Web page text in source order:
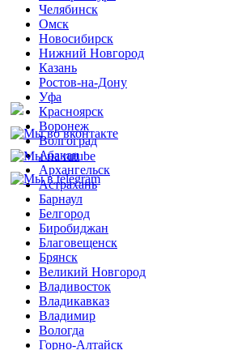
Челябинск
Омск
Новосибирск
Нижний Новгород
Казань
Ростов-на-Дону
Уфа
Красноярск
Воронеж
Волгоград
Абакан
Архангельск
Астрахань
Барнаул
Белгород
Биробиджан
Благовещенск
Брянск
Великий Новгород
Владивосток
Владикавказ
Владимир
Вологда
Горно-Алтайск